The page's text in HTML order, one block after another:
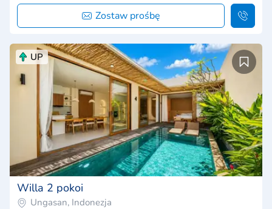
Zostaw prośbę
UP
Willa 2 pokoi
Ungasan, Indonezja